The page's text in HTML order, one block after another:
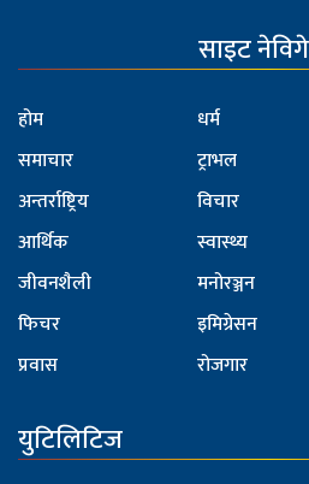
साइट
होम
समाचार
अन्तर्राष्ट्रिय
आर्थिक
जीवनशैली
फिचर
प्रवास
धर्म
ट्राभल
विचार
स्वास्थ्य
मनोरञ्जन
इमिग्रेसन
रोजगार
युटिलिटिज